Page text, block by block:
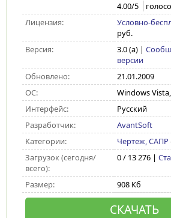
4.00/5
Лицензия:
Условно-
руб.
Версия:
3.0 (a)|
версии
Обновлено:
21.01.2009
ОС:
Windows
Интерфейс:
Русский
Разработчик:
AvantSoft
Категории:
Чертеж, САПР
Загрузок (сегодня/
всего):
0 / 13 276 |
Размер: 908 Кб
СКАЧАТЬ